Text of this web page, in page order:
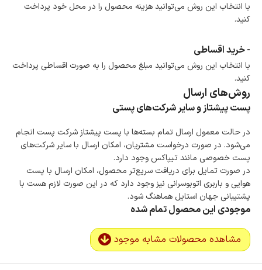
با انتخاب این روش می‌توانید هزینه محصول را در محل خود پرداخت
کنید.
- خرید اقساطی
با انتخاب این روش می‌توانید مبلغ محصول را به صورت اقساطی پرداخت
کنید.
روش‌های ارسال
پست پیشتاز و سایر شرکت‌های پستی
در حالت معمول ارسال تمام بسته‌ها با پست پیشتاز شرکت پست انجام
می‌شود. در صورت درخواست مشتریان، امکان ارسال با سایر شرکت‌های
پست خصوصی مانند تیپاکس وجود دارد.
در صورت تمایل برای دریافت سریع‌تر محصول، امکان ارسال با پست
هوایی و باربری اتوبوسرانی نیز وجود دارد که در این صورت لازم هست با
پشتیبانی جهان استایل هماهنگ شود.
موجودی این محصول تمام شده
مشاهده محصولات مشابه موجود